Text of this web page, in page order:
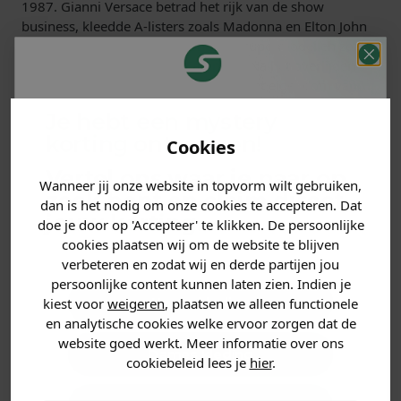
Cookies
Wanneer jij onze website in topvorm wilt gebruiken,
dan is het nodig om onze cookies te accepteren. Dat
doe je door op 'Accepteer' te klikken. De persoonlijke
cookies plaatsen wij om de website te blijven
verbeteren en zodat wij en derde partijen jou
persoonlijke content kunnen laten zien. Indien je
kiest voor weigeren, plaatsen we alleen functionele
en analytische cookies welke ervoor zorgen dat de
website goed werkt. Meer informatie over ons
cookiebeleid lees je hier.
1987. Gianni Versace betrad het rijk van de show
business, kleedde A-listers zoals Madonna en Elton John
voor zijn catwalk shows en showde supermodellen zoals
Claudia Schiffer en Naomi Campbell. Na het overlijden
van Gianni, nam Donatella, zijn zus, het eigendom van
het label over.
Versace voor dames online
De Versace damescollectie is ongelooflijk breed; van
Versace schoenen tot Versace shirts tot een Versace hoed,
de Versace collectie heeft het allemaal! Wil je Versace
kleding online kopen? Soccerfanshop heeft een van de
breedste selecties van het merk. Versace is een van de
vele merken die bij Soccerfanshop verkrijgbaar zijn.
Versace sneakers voor dames
Ben je op zoek naar een winkel met een groot
assortiment Versace sneakers? Dan ben je bij ons aan het
juiste adres! Er zijn een aantal geweldige Versace
korting ontvangen!
Vertel ons waar je naar op
zoek bent en claim direct
jouwkorting.
Heren kleding
Dames kleding